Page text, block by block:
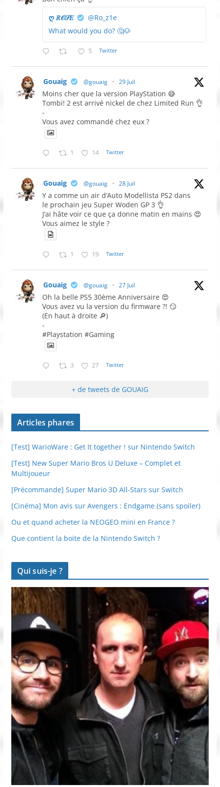
ღ 𝑅𝒪𝒮𝐸
@Ro_z1e
What would you do? 🤔🐶
5 Twitter
Gouaig @gouaig · 29 Juil
Moins cher que la version PlayStation 😅
Tombi! 2 est arrivé nickel de chez Limited Run 👌
-
Vous avez commandé chez eux ?
1 14 Twitter
Gouaig @gouaig · 28 Juil
Y a comme un air d’Auto Modellista PS2 dans
le prochain jeu Super Woden GP 3 👌
J’ai hâte voir ce que ça donne matin en mains 😍
Vous aimez le style ?
1 19 Twitter
Gouaig @gouaig · 27 Juil
Oh la belle PS5 30ème Anniversaire 😍
Vous avez vu la version du firmware ?! 😏
(En haut à droite 🔎)
-
#Playstation #Gaming
3 27 Twitter
+ de tweets de GOUAIG
Articles phares
[Test] WarioWare : Get It together ! sur Nintendo Switch
[Test] New Super Mario Bros U Deluxe – Complet et
Multijoueur
[Précommande] Super Mario 3D All-Stars sur Switch
[Cinéma] Mon avis sur Avengers : Endgame (sans spoiler)
Ou et quand acheter la NEOGEO mini en France ?
Que contient la boite de la Nintendo Switch ?
Qui suis-je ?